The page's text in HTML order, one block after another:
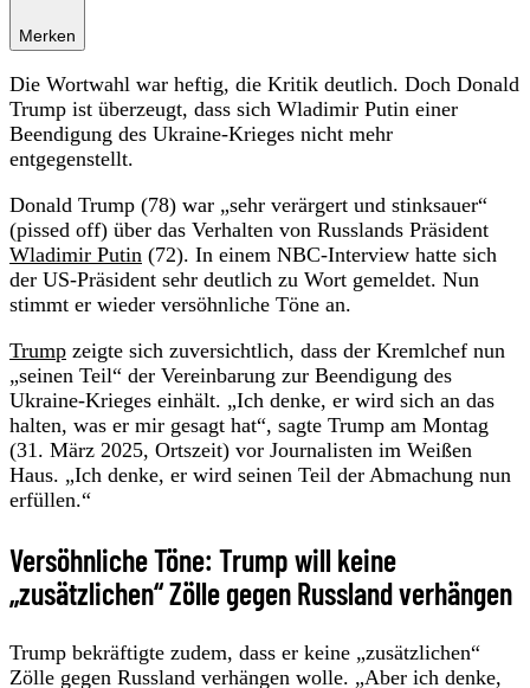
Merken
Die Wortwahl war heftig, die Kritik deutlich. Doch Donald
Trump ist überzeugt, dass sich Wladimir Putin einer
Beendigung des Ukraine-Krieges nicht mehr
entgegenstellt.
Donald Trump (78) war „sehr verärgert und stinksauer“
(pissed off) über das Verhalten von Russlands Präsident
Wladimir Putin (72). In einem NBC-Interview hatte sich
der US-Präsident sehr deutlich zu Wort gemeldet. Nun
stimmt er wieder versöhnliche Töne an.
Trump zeigte sich zuversichtlich, dass der Kremlchef nun
„seinen Teil“ der Vereinbarung zur Beendigung des
Ukraine-Krieges einhält. „Ich denke, er wird sich an das
halten, was er mir gesagt hat“, sagte Trump am Montag
(31. März 2025, Ortszeit) vor Journalisten im Weißen
Haus. „Ich denke, er wird seinen Teil der Abmachung nun
erfüllen.“
Versöhnliche Töne: Trump will keine
„zusätzlichen“ Zölle gegen Russland verhängen
Trump bekräftigte zudem, dass er keine „zusätzlichen“
Zölle gegen Russland verhängen wolle. „Aber ich denke,